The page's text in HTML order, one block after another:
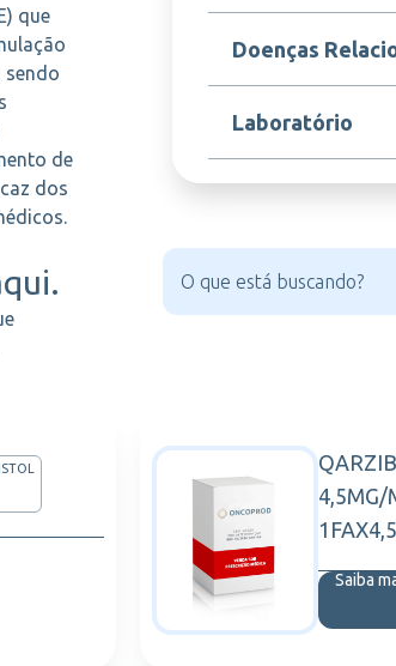
inflamatórios em
que exigem rápida
Contraindicado em
ibuprofeno, história
renal grave,
sob prescrição médica.
Doenças
Dor, inflamação,
musculoesquelética,
Laboratório
RECORDATI
que
sendo
de
dos
4,5MG/
Saiba